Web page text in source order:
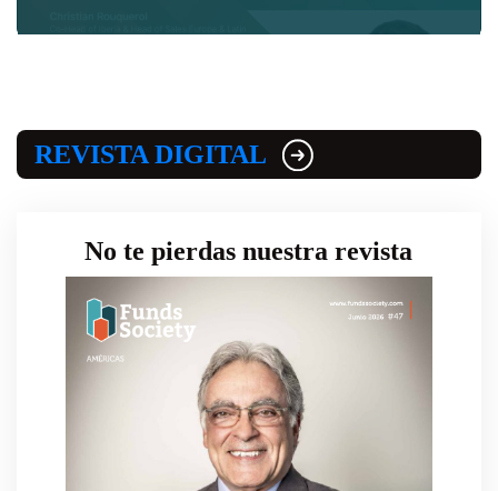
REVISTA DIGITAL
No te pierdas nuestra revista